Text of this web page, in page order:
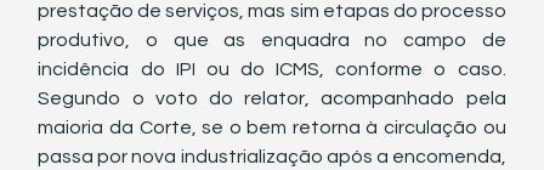
prestação de serviços, mas sim etapas do processo
produtivo, o que as enquadra no campo de
incidência do IPI ou do ICMS, conforme o caso.
Segundo o voto do relator, acompanhado pela
maioria da Corte, se o bem retorna à circulação ou
passa por nova industrialização após a encomenda,